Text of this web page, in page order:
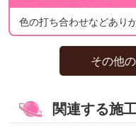
色の打ち合わせなどあり
その他
関連する施